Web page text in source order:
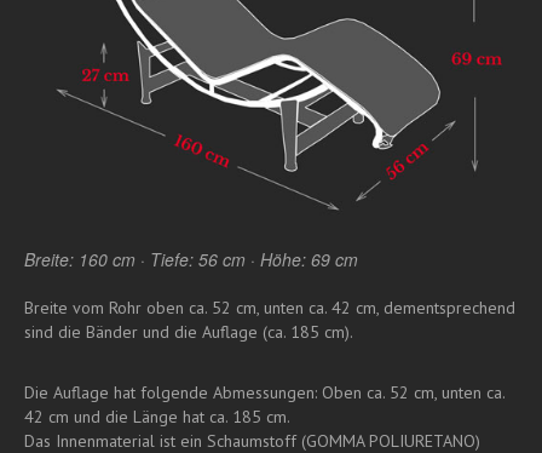
Breite: 160 cm · Tiefe: 56 cm · Höhe: 69 cm
Breite vom Rohr oben ca. 52 cm, unten ca. 42 cm, dementsprechend
sind die Bänder und die Auflage (ca. 185 cm).
Die Auflage hat folgende Abmessungen: Oben ca. 52 cm, unten ca.
42 cm und die Länge hat ca. 185 cm.
Das Innenmaterial ist ein Schaumstoff (GOMMA POLIURETANO)